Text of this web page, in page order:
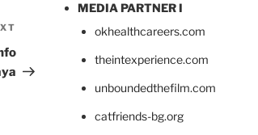
Post
MEDIA PARTNER I
okhealthcareers.com
theintexperience.com
unboundedthefilm.com
catfriends-bg.org